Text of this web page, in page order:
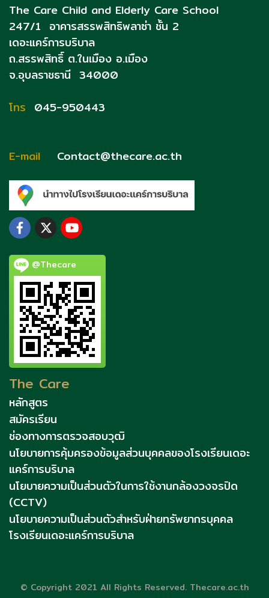
The Care Child and Elderly Care School
247/1 อาคารสรรพสิทธิพลาซ่า ชั้น 2
เดอะแคร์การบริบาล
ถ.สรรพสิทธิ์ ต.ในเมือง อ.เมือง
จ.อุบลราชธานี 34000
โทร 045-950443
E-mail
Contact@thecare.ac.th
@Thecare
The Care
หลักสูตร
สมัครเรียน
ช่องทางการตรวจสอบวุฒิ
นโยบายการคุ้มครองข้อมูลส่วนบุคคลของโรงเรียนเดอะ
แคร์การบริบาล
นโยบายความเป็นส่วนตัวในการใช้งานกล้องวงจรปิด
(CCTV)
นโยบายความเป็นส่วนตัวสำหรับฝ่ายทรัพยากรบุคคล
โรงเรียนเดอะแคร์การบริบาล
© Copyright 2021 All Rights Reserved. Thecare.ac.th